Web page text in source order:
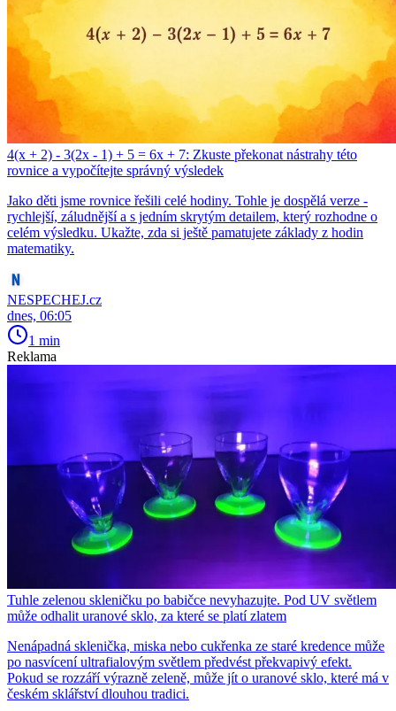
4(x + 2) - 3(2x - 1) + 5 = 6x + 7: Zkuste překonat nástrahy této
rovnice a vypočítejte správný výsledek
Jako děti jsme rovnice řešili celé hodiny. Tohle je dospělá verze -
rychlejší, záludnější a s jedním skrytým detailem, který rozhodne o
celém výsledku. Ukažte, zda si ještě pamatujete základy z hodin
matematiky.
NESPECHEJ.cz
dnes, 06:05
1 min
Reklama
Tuhle zelenou skleničku po babičce nevyhazujte. Pod UV světlem
může odhalit uranové sklo, za které se platí zlatem
Nenápadná sklenička, miska nebo cukřenka ze staré kredence může
po nasvícení ultrafialovým světlem předvést překvapivý efekt.
Pokud se rozzáří výrazně zeleně, může jít o uranové sklo, které má v
českém sklářství dlouhou tradici.